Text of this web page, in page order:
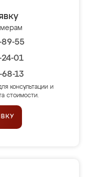
55
01
13
консультации и
стоимости.